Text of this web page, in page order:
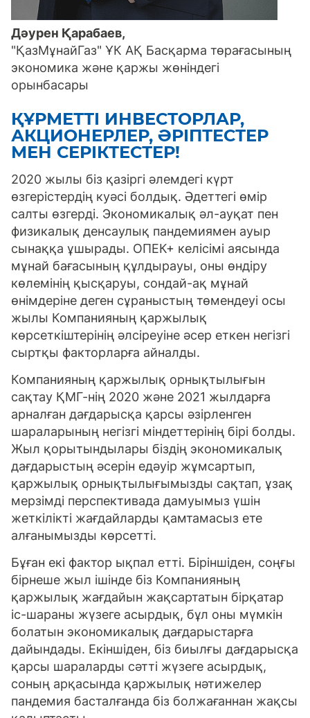
Дәурен Қарабаев,
"ҚазМұнайГаз" ҰК АҚ Басқарма төрағасының
экономика және қаржы жөніндегі
орынбасары
ҚҰРМЕТТІ ИНВЕСТОРЛАР,
АКЦИОНЕРЛЕР, ӘРІПТЕСТЕР
МЕН СЕРІКТЕСТЕР!
2020 жылы біз қазіргі әлемдегі күрт
өзгерістердің куәсі болдық. Әдеттегі өмір
салты өзгерді. Экономикалық әл-ауқат пен
физикалық денсаулық пандемиямен ауыр
сынаққа ұшырады. ОПЕК+ келісімі аясында
мұнай бағасының құлдырауы, оны өндіру
көлемінің қысқаруы, сондай-ақ мұнай
өнімдеріне деген сұраныстың төмендеуі осы
жылы Компанияның қаржылық
көрсеткіштерінің әлсіреуіне әсер еткен негізгі
сыртқы факторларға айналды.
Компанияның қаржылық орнықтылығын
сақтау ҚМГ-нің 2020 және 2021 жылдарға
арналған дағдарысқа қарсы әзірленген
шараларының негізгі міндеттерінің бірі болды.
Жыл қорытындылары біздің экономикалық
дағдарыстың әсерін едәуір жұмсартып,
қаржылық орнықтылығымызды сақтап, ұзақ
мерзімді перспективада дамуымыз үшін
жеткілікті жағдайларды қамтамасыз ете
алғанымызды көрсетті.
Бұған екі фактор ықпал етті. Біріншіден, соңғы
бірнеше жыл ішінде біз Компанияның
қаржылық жағдайын жақсартатын бірқатар
іс-шараны жүзеге асырдық, бұл оны мүмкін
болатын экономикалық дағдарыстарға
дайындады. Екіншіден, біз биылғы дағдарысқа
қарсы шараларды сәтті жүзеге асырдық,
соның арқасында қаржылық нәтижелер
пандемия басталғанда біз болжағаннан жақсы